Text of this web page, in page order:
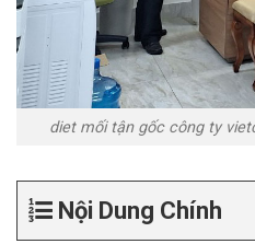
diet mối tận gốc công ty
Nội Dung Chính